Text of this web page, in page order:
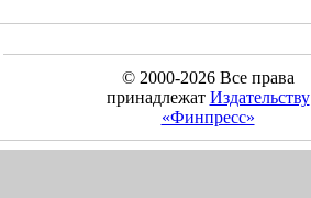
© 2000-2026 Все права
принадлежат Издательству
«Финпресс»